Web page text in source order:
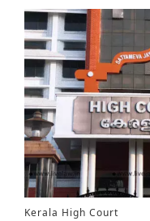
Kerala High Court